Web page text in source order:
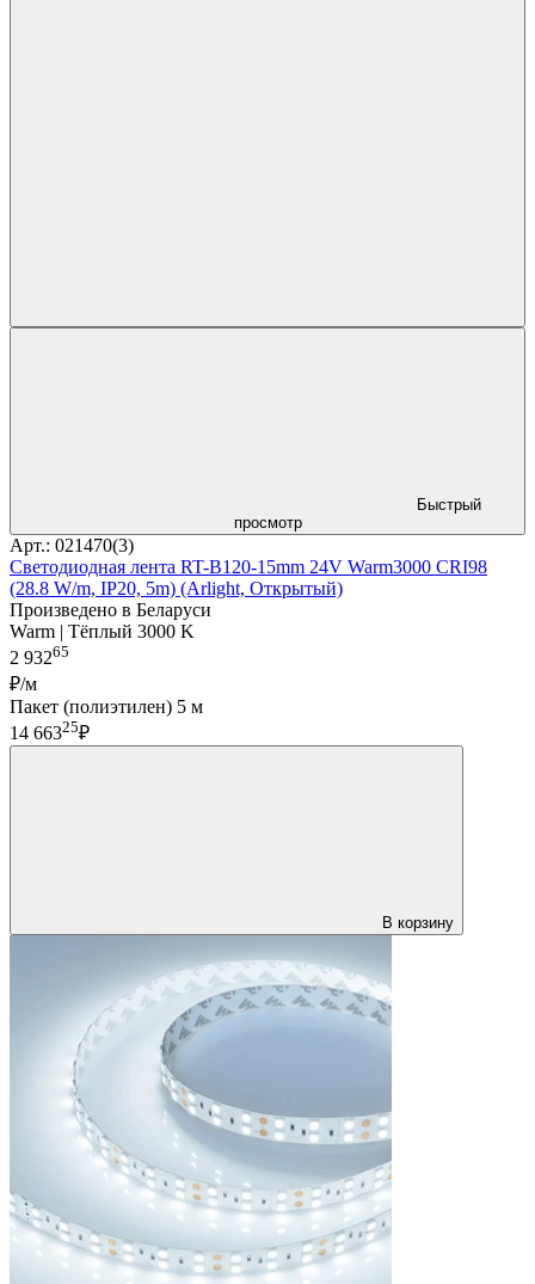
Быстрый
просмотр
Арт.: 021470(3)
Светодиодная лента RT-B120-15mm 24V Warm3000 CRI98
(28.8 W/m, IP20, 5m) (Arlight, Открытый)
Произведено в Беларуси
Warm | Тёплый 3000 K
2 93265
₽/м
Пакет (полиэтилен) 5 м
14 66325₽
В корзину